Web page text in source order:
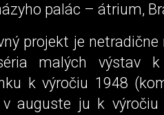
palác – átrium,
projekt je
malých výstav k
k výročiu 1948
v auguste ju k